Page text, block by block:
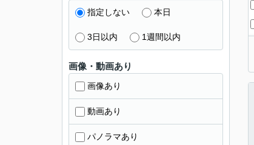
指定しない 本日
3日以内 1週間以内
画像・動画あり
画像あり
動画あり
パノラマあり